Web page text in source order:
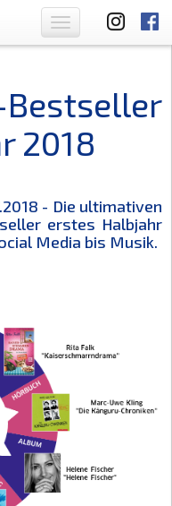
Toggle
navigation
2018
- Die ultimativen
erstes Halbjahr
Media bis Musik.